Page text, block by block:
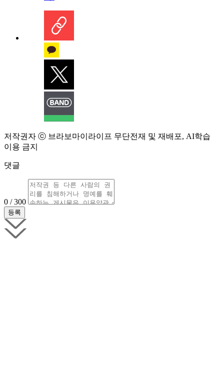
저작권자 ⓒ 브라보마이라이프 무단전재 및 재배포, AI학습
이용 금지
댓글
0 / 300